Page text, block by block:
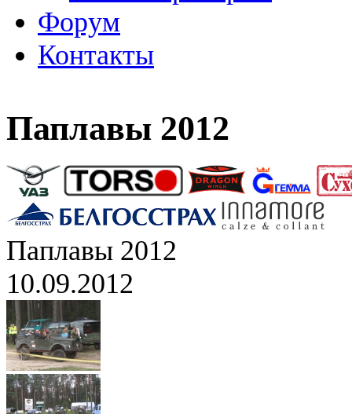
Форум
Контакты
Паплавы 2012
Паплавы 2012
10.09.2012